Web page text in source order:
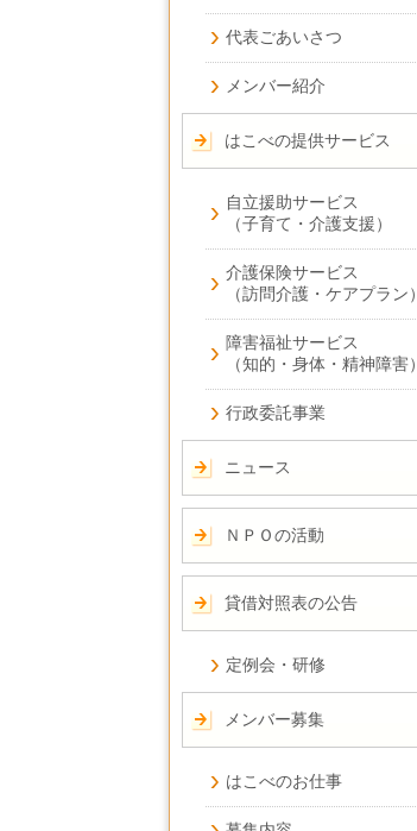
代表ごあいさつ
メンバー紹介
はこべの提供サービス
自立援助サービス
（子育て・介護支援）
介護保険サービス
（訪問介護・ケアプラン）
障害福祉サービス
（知的・身体・精神障害）
行政委託事業
ニュース
ＮＰＯの活動
貸借対照表の公告
定例会・研修
メンバー募集
はこべのお仕事